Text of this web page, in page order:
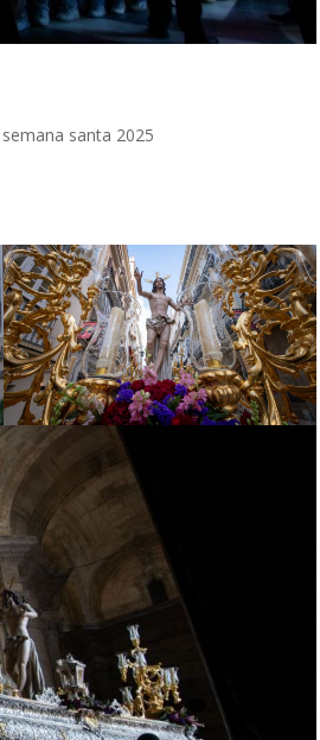
semana santa 2025